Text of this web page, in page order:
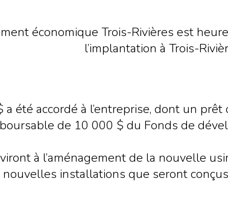
économique Trois-Rivières est
l’implantation à Trois-
été accordé à l’entreprise, dont un
de 10 000 $ du Fonds de
à l’aménagement de la nouvelle
nouvelles installations que seront